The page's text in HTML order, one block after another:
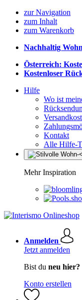
zur Navigation
zum Inhalt
zum Warenkorb
Nachhaltig
Österreich:
Kostenloser
Hilfe
Wo ist
Kontakt
Alle Hilfe-
Mehr Inspiration
Anmelden
Jetzt anmelden
Bist du neu hier?
Konto erstellen